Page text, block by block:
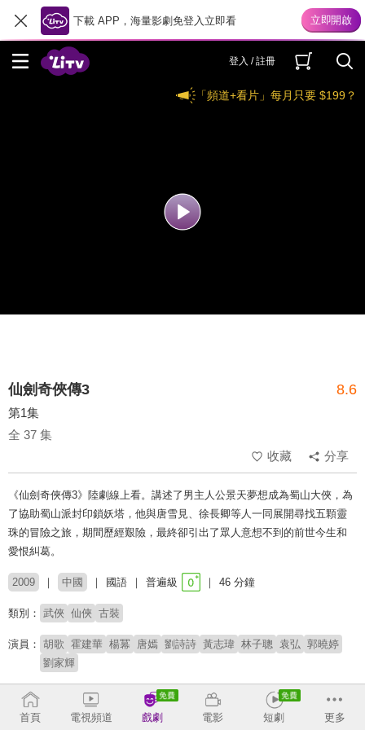
下載 APP，海量影劇免登入立即看
登入 / 註冊
「頻道+看片」每月只要 $199？
仙劍奇俠傳3 8.6
第1集
全 37 集
收藏
分享
《仙劍奇俠傳3》陸劇線上看。講述了男主人公景天夢想成為蜀山大俠，為
了協助蜀山派封印鎖妖塔，他與唐雪見、徐長卿等人一同展開尋找五顆靈
珠的冒險之旅，期間歷經艱險，最終卻引出了眾人意想不到的前世今生和
愛恨糾葛。
2009 中國 國語 普遍級 46 分鐘
類別： 武俠 仙俠 古裝
演員： 胡歌 霍建華 楊冪 唐嫣 劉詩詩 黃志瑋 林子聰 袁弘 郭曉婷
劉家輝
導演： 梁勝權 林玉芬 黃俊文
原著： 電腦遊戲《仙劍奇俠傳三》
首頁 電視頻道 戲劇 電影 短劇 更多